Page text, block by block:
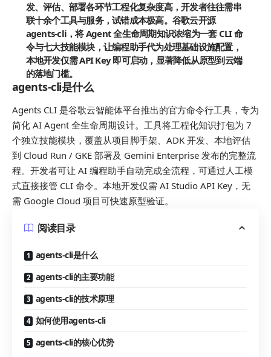
发、评估、部署各环节工程化复杂度高，开发者往往需串
联十余个工具与服务，试错成本极高。谷歌云开源
agents-cli，将 Agent 全生命周期知识浓缩为一套 CLI 命
令与七大技能模块，让编程助手代为处理基础设施配置，
本地开发仅需 API Key 即可启动，显著降低从原型到云端
的落地门槛。
agents-cli是什么
Agents CLI 是谷歌云智能体平台推出的官方命令行工具，专为
简化 AI Agent 全生命周期设计。工具将工程化知识打包为 7
个独立技能模块，覆盖从项目脚手架、ADK 开发、本地评估
到 Cloud Run / GKE 部署及 Gemini Enterprise 发布的完整流
程。开发者可让 AI 编程助手自动完成全流程，可通过人工模
式直接接管 CLI 命令。本地开发仅需 AI Studio API Key，无
需 Google Cloud 项目可快速原型验证。
阅读目录
agents-cli是什么
agents-cli的主要功能
agents-cli的技术原理
如何使用agents-cli
agents-cli的核心优势